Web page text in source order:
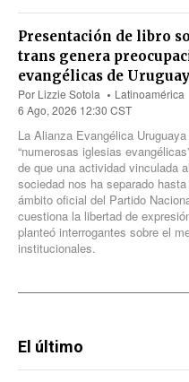
Presentación de libro
trans genera
evangélicas de Uruguay
Por Lizzie Sotola
Latinoamérica
6 Ago, 2026 12:30 CST
La Alianza Evangélica
“numerosas iglesias
de que una actividad vinculada
sociedad nos ha separado
ámbito oficial del Partido
cuestiona la libertad de
planteó interrogantes sobre el
institucionales.
El último